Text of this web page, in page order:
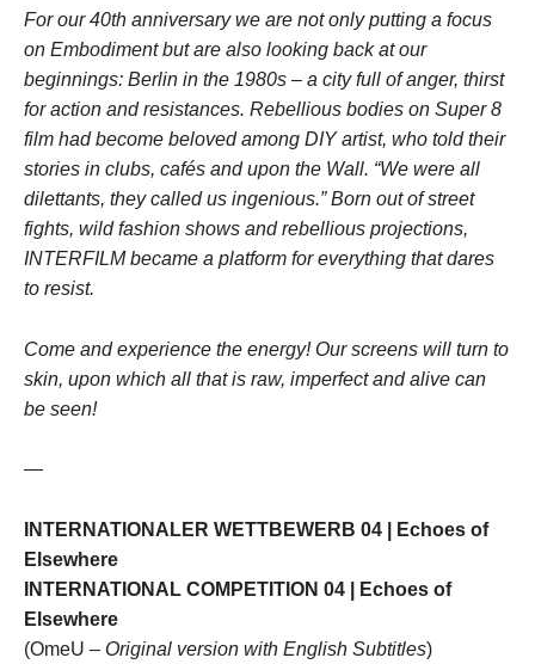
For our 40th anniversary we are not only putting a focus
on Embodiment but are also looking back at our
beginnings: Berlin in the 1980s – a city full of anger, thirst
for action and resistances. Rebellious bodies on Super 8
film had become beloved among DIY artist, who told their
stories in clubs, cafés and upon the Wall. “We were all
dilettants, they called us ingenious.” Born out of street
fights, wild fashion shows and rebellious projections,
INTERFILM became a platform for everything that dares
to resist.
Come and experience the energy! Our screens will turn to
skin, upon which all that is raw, imperfect and alive can
be seen!
—
INTERNATIONALER WETTBEWERB 04 | Echoes of
Elsewhere
INTERNATIONAL COMPETITION 04 | Echoes of
Elsewhere
(OmeU – Original version with English Subtitles)